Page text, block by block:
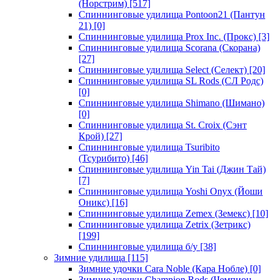
(Норстрим) [517]
Спиннинговые удилища Pontoon21 (Пантун
21) [0]
Спиннинговые удилища Prox Inc. (Прокс) [3]
Спиннинговые удилища Scorana (Скорана)
[27]
Спиннинговые удилища Select (Селект) [20]
Спиннинговые удилища SL Rods (СЛ Родс)
[0]
Спиннинговые удилища Shimano (Шимано)
[0]
Спиннинговые удилища St. Croix (Сэнт
Крой) [27]
Спиннинговые удилища Tsuribito
(Тсурибито) [46]
Спиннинговые удилища Yin Tai (Джин Тай)
[7]
Спиннинговые удилища Yoshi Onyx (Йоши
Оникс) [16]
Спиннинговые удилища Zemex (Земекс) [10]
Спиннинговые удилища Zetrix (Зетрикс)
[199]
Спиннинговые удилища б/у [38]
Зимние удилища [115]
Зимние удочки Cara Noble (Кара Нобле) [0]